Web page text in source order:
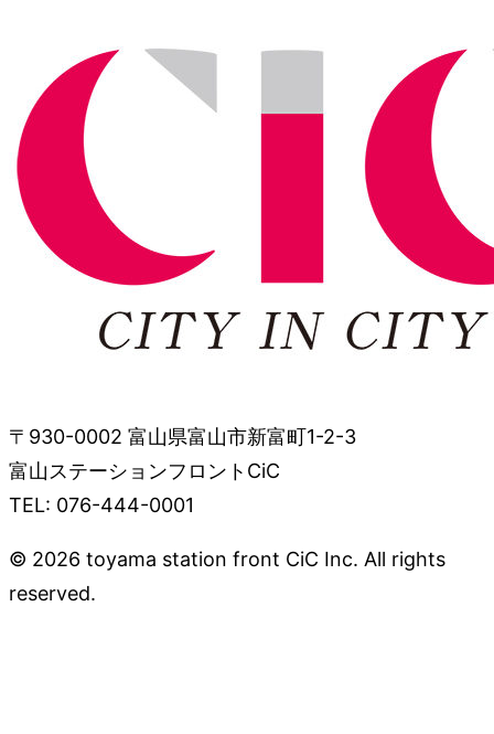
〒930-0002 富山県富山市新富町1-2-3
富山ステーションフロントCiC
TEL: 076-444-0001
© 2026 toyama station front CiC Inc. All rights
reserved.